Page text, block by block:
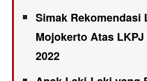
Simak Rekomendasi
Mojokerto Atas
2022